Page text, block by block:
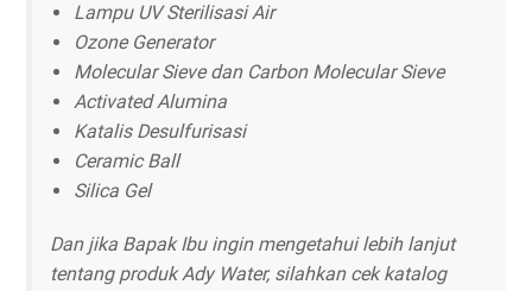
Lampu UV Sterilisasi Air
Ozone Generator
Molecular Sieve dan Carbon Molecular Sieve
Activated Alumina
Katalis Desulfurisasi
Ceramic Ball
Silica Gel
Dan jika Bapak Ibu ingin mengetahui lebih lanjut
tentang produk Ady Water, silahkan cek katalog